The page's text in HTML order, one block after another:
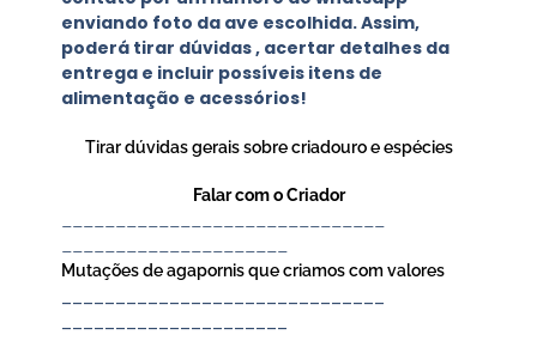
enviando foto da ave escolhida. Assim,
poderá tirar dúvidas , acertar detalhes da
entrega e incluir possíveis itens de
alimentação e acessórios!
Tirar dúvidas gerais sobre criadouro e espécies
Falar com o Criador
______________________________
_____________________
Mutações de agapornis que criamos com valores